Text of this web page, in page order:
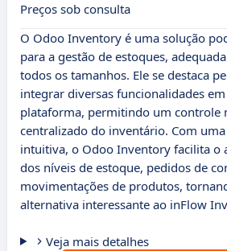
Preços sob consulta
O Odoo Inventory é uma solução
para a gestão de estoques,
todos os tamanhos. Ele se destaca
integrar diversas funcionalidades
plataforma, permitindo um controle
centralizado do inventário. Com
intuitiva, o Odoo Inventory facilita o
dos níveis de estoque, pedidos de
movimentações de produtos,
alternativa interessante ao inFlow
Veja mais detalhes